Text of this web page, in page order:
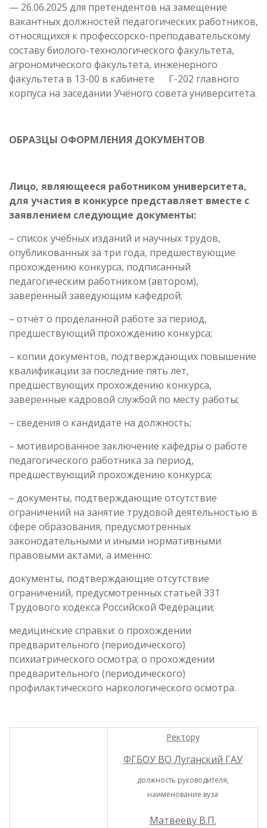
— 26.06.2025 для претендентов на замещение
вакантных должностей педагогических работников,
относящихся к профессорско-преподавательскому
составу биолого-технологического факультета,
агрономического факультета, инженерного
факультета в 13-00 в кабинете Г-202 главного
корпуса на заседании Учёного совета университета.
ОБРАЗЦЫ ОФОРМЛЕНИЯ ДОКУМЕНТОВ
Лицо, являющееся работником университета,
для участия в конкурсе представляет вместе с
заявлением следующие документы:
– список учебных изданий и научных трудов,
опубликованных за три года, предшествующие
прохождению конкурса, подписанный
педагогическим работником (автором),
заверенный заведующим кафедрой;
– отчёт о проделанной работе за период,
предшествующий прохождению конкурса;
– копии документов, подтверждающих повышение
квалификации за последние пять лет,
предшествующих прохождению конкурса,
заверенные кадровой службой по месту работы;
– сведения о кандидате на должность;
– мотивированное заключение кафедры о работе
педагогического работника за период,
предшествующий прохождению конкурса;
– документы, подтверждающие отсутствие
ограничений на занятие трудовой деятельностью в
сфере образования, предусмотренных
законодательными и иными нормативными
правовыми актами, а именно:
документы, подтверждающие отсутствие
ограничений, предусмотренных статьей 331
Трудового кодекса Российской Федерации;
медицинские справки: о прохождении
предварительного (периодического)
психиатрического осмотра; о прохождении
предварительного (периодического)
профилактического наркологического осмотра.
Ректору
ФГБОУ ВО Луганский ГАУ
должность руководителя,
наименование вуза
Матвееву В.П.